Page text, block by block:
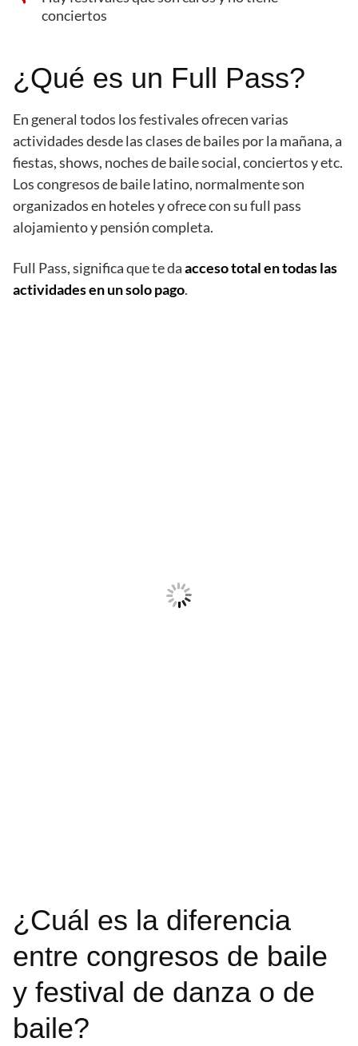
conciertos
¿Qué es un Full Pass?
En general todos los festivales ofrecen varias
actividades desde las clases de bailes por la mañana, a
fiestas, shows, noches de baile social, conciertos y etc.
Los congresos de baile latino, normalmente son
organizados en hoteles y ofrece con su full pass
alojamiento y pensión completa.
Full Pass, significa que te daacceso total en todas las
actividades en un solo pago.
¿Cuál es la diferencia
entre congresos de baile
y festival de danza o de
baile?